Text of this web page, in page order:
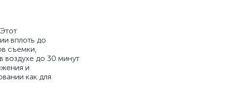
вплоть до
съемки,
воздухе до 30 минут
и
как для